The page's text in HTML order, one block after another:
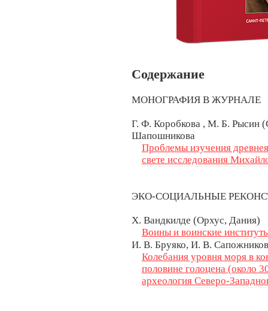
Содержание
МОНОГРАФИЯ В ЖУРНАЛЕ
Г. Ф. Коробкова , М. Б. Рысин
Шапошникова
Проблемы изучения
свете исследования
ЭКО-СОЦИАЛЬНЫЕ
Х. Вандкилде (Орхус, Дания)
Воины и воинские
И. В. Бруяко, И. В.
Колебания уровня моря в
половине голоцена (около
археология Северо-